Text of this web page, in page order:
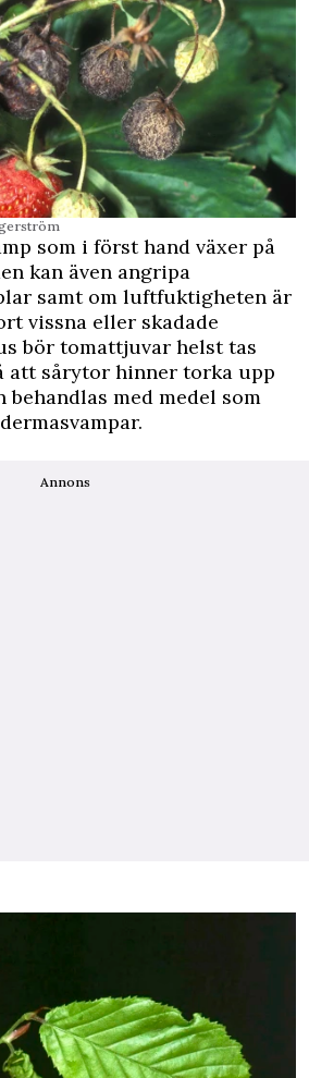
som i först hand växer på
kan även angripa
samt om luftfuktigheten är
vissna eller skadade
bör tomattjuvar helst tas
att sårytor hinner torka upp
behandlas med medel som
Annons